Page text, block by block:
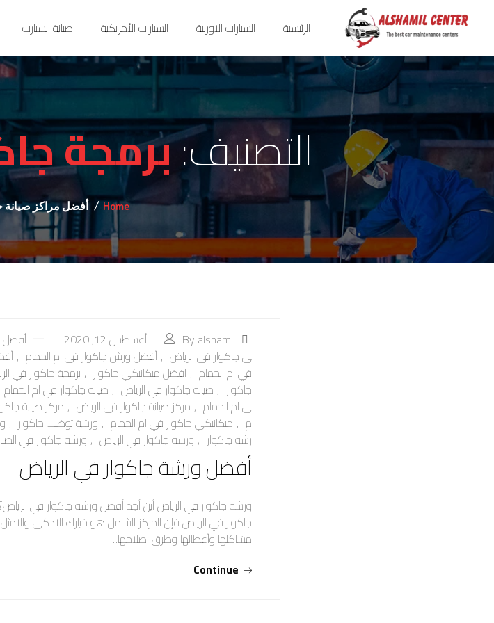
الرئيسية السيارات الاوربية السيارات الأمريكية صيانة السيارت
التصنيف:برمجة
Home أفضل مراكز صيانة
By alshamil أغسطس 12, 2020 أفضل
ي جاكوار في الرياض ,أفضل ورش جاكوار في ام الحمام ,
في ام الحمام , افضل ميكانيكي جاكوار , برمجة جاكوار في
جاكوار , صيانة جاكوار في الرياض , صيانة جاكوار في ام الحمام
ي ام الحمام , مركز صيانة جاكوار في الرياض , مركز صيانة
م , ميكانيكي جاكوار في ام الحمام , ورشة توضيب جاكوار ,
رشة جاكوار , ورشة جاكوار في الرياض , ورشة جاكوار في
أفضل ورشة جاكوار في الرياض
ورشة جاكوار في الرياض أين أجد أفضل ورشة جاكوار في
جاكوار في الرياض فإن المركز الشامل هو خيارك الاذكى
مشاكلها وأعطالها وطرق اصلاحها…
Continue